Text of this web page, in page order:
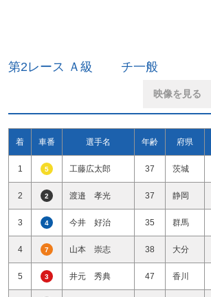
第2レース Ａ級 チ一般
映像を見る
着 車番 選手名 年齢 府県
1 5 工藤広太郎 37 茨城
2 2 渡邉 孝光 37 静岡
3 4 今井 好治 35 群馬
4 7 山本 崇志 38 大分
5 3 井元 秀典 47 香川